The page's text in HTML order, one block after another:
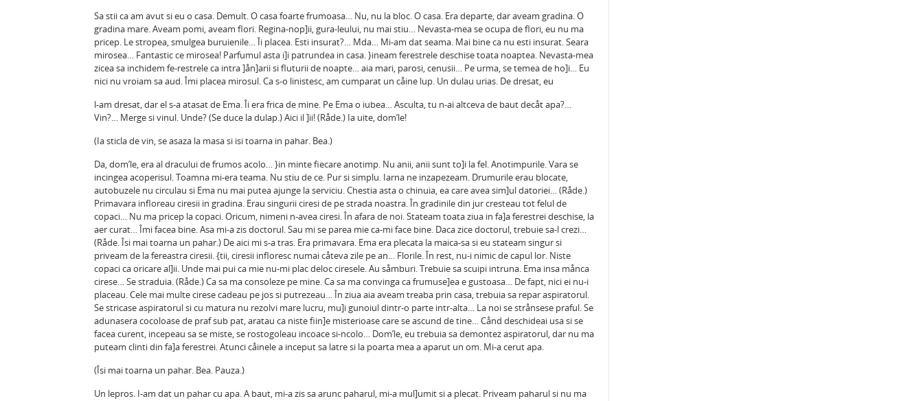
Sa stii ca am avut si eu o casa. Demult. O casa foarte frumoasa… Nu, nu la bloc. O casa. Era departe, dar aveam gradina. O
gradina mare. Aveam pomi, aveam flori. Regina-nop]ii, gura-leului, nu mai stiu… Nevasta-mea se ocupa de flori, eu nu ma
pricep. Le stropea, smulgea buruienile… Îi placea. Esti insurat?… Mda… Mi-am dat seama. Mai bine ca nu esti insurat. Seara
mirosea… Fantastic ce mirosea! Parfumul asta i]i patrundea in casa. }ineam ferestrele deschise toata noaptea. Nevasta-mea
zicea sa inchidem fe-restrele ca intra ]ån]arii si fluturii de noapte… aia mari, parosi, cenusii… Pe urma, se temea de ho]i… Eu
nici nu vroiam sa aud. Îmi placea mirosul. Ca s-o linistesc, am cumparat un cåine lup. Un dulau urias. De dresat, eu
l-am dresat, dar el s-a atasat de Ema. Îi era frica de mine. Pe Ema o iubea… Asculta, tu n-ai altceva de baut decåt apa?…
Vin?… Merge si vinul. Unde? (Se duce la dulap.) Aici il ]ii! (Råde.) Ia uite, dom’le!
(Ia sticla de vin, se asaza la masa si isi toarna in pahar. Bea.)
Da, dom’le, era al dracului de frumos acolo… }in minte fiecare anotimp. Nu anii, anii sunt to]i la fel. Anotimpurile. Vara se
incingea acoperisul. Toamna mi-era teama. Nu stiu de ce. Pur si simplu. Iarna ne inzapezeam. Drumurile erau blocate,
autobuzele nu circulau si Ema nu mai putea ajunge la serviciu. Chestia asta o chinuia, ea care avea sim]ul datoriei… (Råde.)
Primavara infloreau ciresii in gradina. Erau singurii ciresi de pe strada noastra. În gradinile din jur cresteau tot felul de
copaci… Nu ma pricep la copaci. Oricum, nimeni n-avea ciresi. În afara de noi. Stateam toata ziua in fa]a ferestrei deschise, la
aer curat… Îmi facea bine. Asa mi-a zis doctorul. Sau mi se parea mie ca-mi face bine. Daca zice doctorul, trebuie sa-l crezi…
(Råde. Îsi mai toarna un pahar.) De aici mi s-a tras. Era primavara. Ema era plecata la maica-sa si eu stateam singur si
priveam de la fereastra ciresii. {tii, ciresii infloresc numai cåteva zile pe an… Florile. În rest, nu-i nimic de capul lor. Niste
copaci ca oricare al]ii. Unde mai pui ca mie nu-mi plac deloc ciresele. Au såmburi. Trebuie sa scuipi intruna. Ema insa månca
cirese… Se straduia. (Råde.) Ca sa ma consoleze pe mine. Ca sa ma convinga ca frumuse]ea e gustoasa… De fapt, nici ei nu-i
placeau. Cele mai multe cirese cadeau pe jos si putrezeau… În ziua aia aveam treaba prin casa, trebuia sa repar aspiratorul.
Se stricase aspiratorul si cu matura nu rezolvi mare lucru, mu]i gunoiul dintr-o parte intr-alta… La noi se strånsese praful. Se
adunasera cocoloase de praf sub pat, aratau ca niste fiin]e misterioase care se ascund de tine… Cånd deschideai usa si se
facea curent, incepeau sa se miste, se rostogoleau incoace si-ncolo… Dom’le, eu trebuia sa demontez aspiratorul, dar nu ma
puteam clinti din fa]a ferestrei. Atunci cåinele a inceput sa latre si la poarta mea a aparut un om. Mi-a cerut apa.
(Îsi mai toarna un pahar. Bea. Pauza.)
Un lepros. I-am dat un pahar cu apa. A baut, mi-a zis sa arunc paharul, mi-a mul]umit si a plecat. Priveam paharul si nu ma